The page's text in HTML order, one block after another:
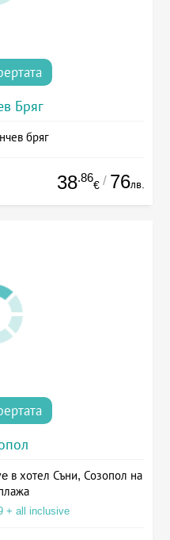
Бряг
бряг
38.86
€ / 76лв.
в хотел Съни, Созопол на
+ all inclusive